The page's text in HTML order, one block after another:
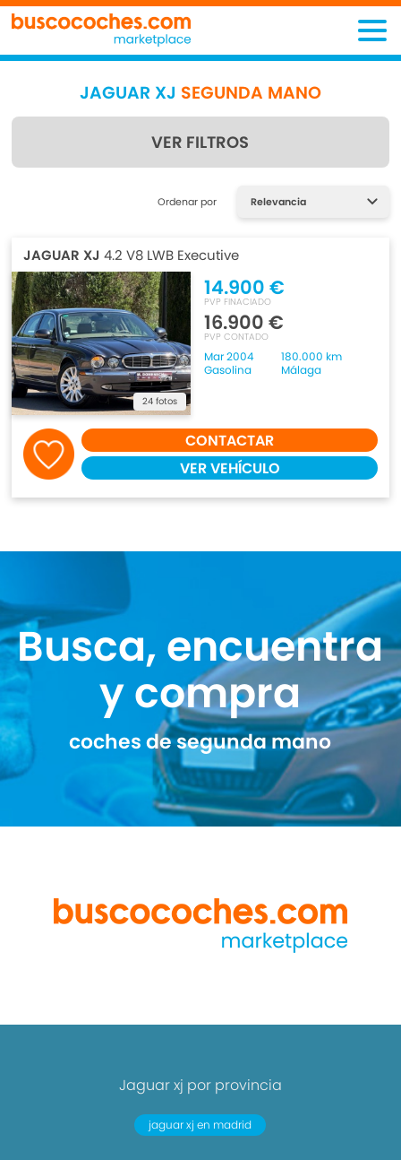
JAGUAR XJ SEGUNDA MANO
VER FILTROS
Encuentra lo que estás
Ordenar por
JAGUAR XJ 4.2 V8 LWB Executive
24 fotos
14.900 €
PVP FINACIADO
16.900 €
PVP CONTADO
Mar 2004
180.000 km
Gasolina
Málaga
CONTACTAR
VER VEHÍCULO
Busca, encuentra
y compra
coches de segunda mano
Jaguar xj por provincia
jaguar xj en madrid